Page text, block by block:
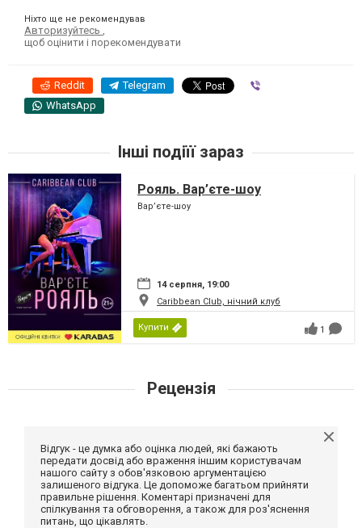
Ніхто ще не рекомендував
Авторизуйтесь
щоб оцінити і порекомендувати
Reddit Telegram
WhatsApp
Інші подіїї зараз
Рояль. Вар’єте-шоу
Вар’єте-шоу
14 серпня, 19:00
Caribbean Club, нічний клуб
Купити 1
Рецензія
Відгук - це думка або оцінка людей, які бажають
передати досвід або враження іншим користувачам
нашого сайту з обов'язковою аргументацією
залишеного відгука. Це допоможе багатьом прийняти
правильне рішення. Коментарі призначені для
спілкування та обговорення, а також для роз'яснення
питань, що цікавлять.